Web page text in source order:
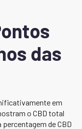
das
em
o CBD total
de CBD